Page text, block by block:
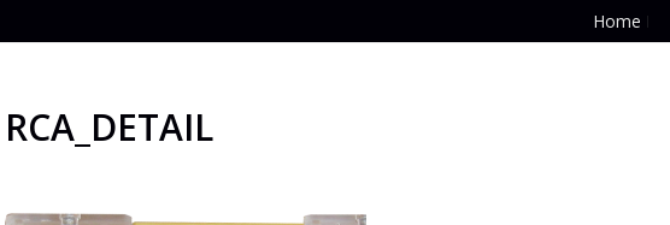
Home
RCA_DETAIL